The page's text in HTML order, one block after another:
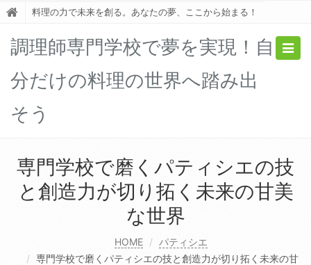
料理の力で未来を創る。あなたの夢、ここから始まる！
調理師専門学校で夢を実現！自
分だけの料理の世界へ踏み出
そう
専門学校で磨くパティシエの技
と創造力が切り拓く未来の甘美
な世界
HOME
パティシエ
専門学校で磨くパティシエの技と創造力が切り拓く未来の甘